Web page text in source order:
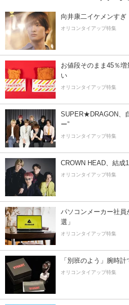
向井康二イケメンすぎ
オリコンタイアップ特集
お値段そのまま45％
い
オリコンタイアップ特集
SUPER★DRAGON、
ー”
オリコンタイアップ特集
CROWN HEAD、結成
オリコンタイアップ特集
パソコンメーカー社員
選」
オリコンタイアップ特集
「別班のよう」腕時
オリコンタイアップ特集